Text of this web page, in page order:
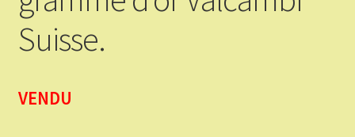
Suisse.
VENDU